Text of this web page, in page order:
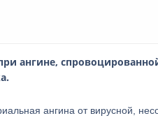
ангине,
ангина от вирусной,